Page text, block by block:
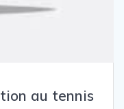
au tennis